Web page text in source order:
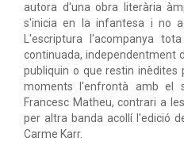
autora d'una obra literària
s'inicia en la infantesa i no
L'escriptura l'acompanya
continuada, independentment
publiquin o que restin inèdites
moments l'enfrontà amb el
Francesc Matheu, contrari a
per altra banda acollí l'edició
Carme Karr.